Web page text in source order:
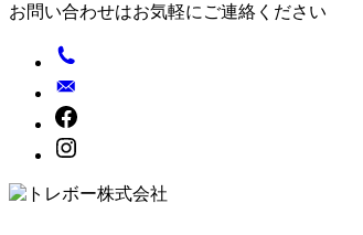
お問い合わせはお気軽にご連絡ください